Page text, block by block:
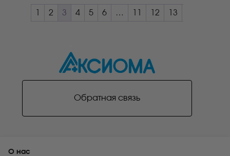
2 3 4 5 6 … 12 13
Обратная связь
О нас